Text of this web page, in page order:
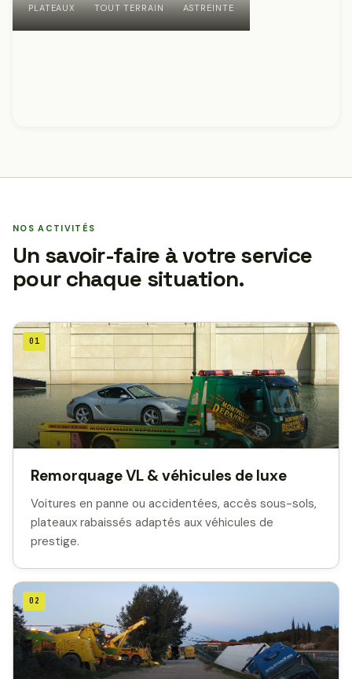
PLATEAUX TOUT TERRAIN ASTREINTE
NOS ACTIVITÉS
Un savoir-faire à votre service
pour chaque situation.
01
Remorquage VL & véhicules de luxe
Voitures en panne ou accidentées, accès sous-sols,
plateaux rabaissés adaptés aux véhicules de
prestige.
02